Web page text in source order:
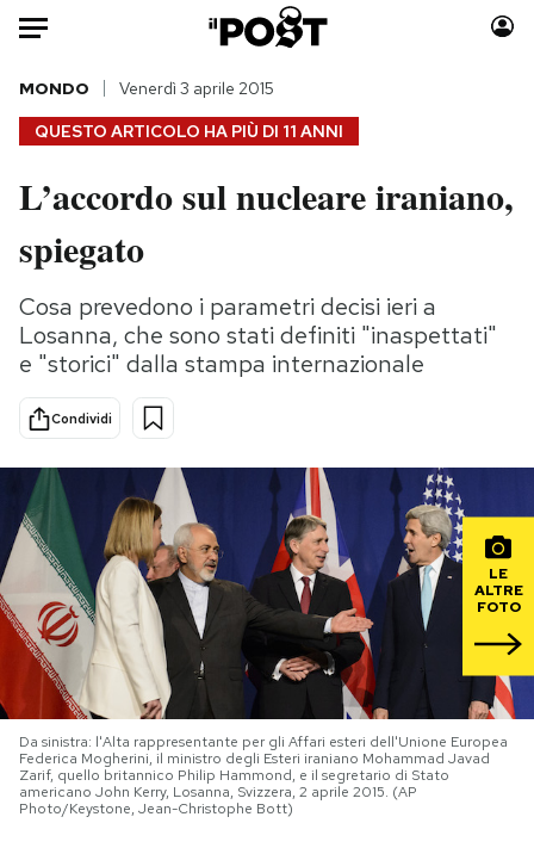
Auto
HOME
Italia
Politica
Tecnologia
Internet
Scienza
Cultura
Economia
Moda
Storie/Idee
Ok Boomer!
Media
Mondiali calcio 2026
PODCAST
NEWSLETTER
I MIEI PREFERITI
SHOP
QUESTO ARTICOLO HA PIÙ DI 11 ANNI
MONDO Venerdì 3 aprile 2015
L’accordo sul nucleare iraniano,
spiegato
Cosa prevedono i parametri decisi ieri a
Losanna, che sono stati definiti "inaspettati"
e "storici" dalla stampa internazionale
Condividi
LE
ALTRE
FOTO
Da sinistra: l'Alta rappresentante per gli Affari esteri dell'Unione Europea
Federica Mogherini, il ministro degli Esteri iraniano Mohammad Javad
Zarif, quello britannico Philip Hammond, e il segretario di Stato
americano John Kerry, Losanna, Svizzera, 2 aprile 2015. (AP
Photo/Keystone, Jean-Christophe Bott)